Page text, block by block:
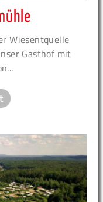
Wiesentquelle
Gasthof mit